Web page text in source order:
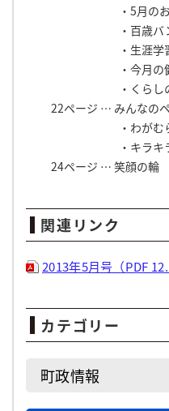
・5月のお知
・百歳バン
・生涯学習
・今月の健
・くらしの
22ページ … みんなの
・わがむらじ
・キラキラ
24ページ … 笑顔の輪
関連リンク
2013年5月号（PDF
カテゴリー
町政情報